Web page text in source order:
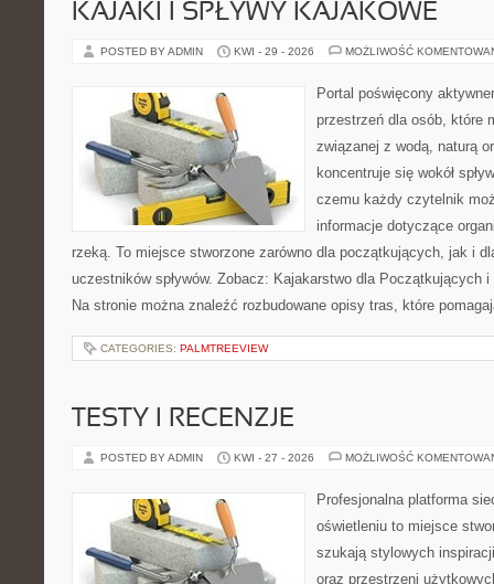
KAJAKI I SPŁYWY KAJAKOWE
POSTED BY ADMIN KWI - 29 - 2026 MOŻLIWOŚĆ
Portal poświęcony
przestrzeń dla osób, które
związanej z wodą, naturą
koncentruje się wokół
czemu każdy czytelnik
informacje dotyczące
rzeką. To miejsce stworzone zarówno dla początkujących, jak i
uczestników spływów. Zobacz: Kajakarstwo dla Początkujących
Na stronie można znaleźć rozbudowane opisy tras, które
CATEGORIES: PALMTREEVIEW
TESTY I RECENZJE
POSTED BY ADMIN KWI - 27 - 2026 MOŻLIWOŚĆ
Profesjonalna platforma
oświetleniu to miejsce
szukają stylowych
oraz przestrzeni